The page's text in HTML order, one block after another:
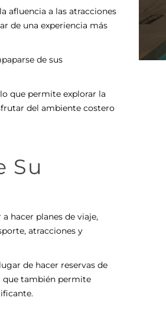
afluencia a las atracciones
de una experiencia más
de sus
que permite explorar la
del ambiente costero
Su
hacer planes de viaje,
atracciones y
de hacer reservas de
que también permite